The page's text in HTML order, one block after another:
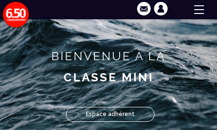
BIENVENUE À LA
CLASSE MINI
Espace adhérent